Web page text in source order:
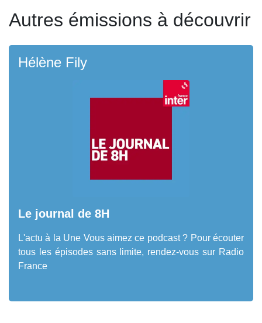
Autres émissions à découvrir
Hélène Fily
Le journal de 8H
L'actu à la Une Vous aimez ce podcast ? Pour écouter
tous les épisodes sans limite, rendez-vous sur Radio
France